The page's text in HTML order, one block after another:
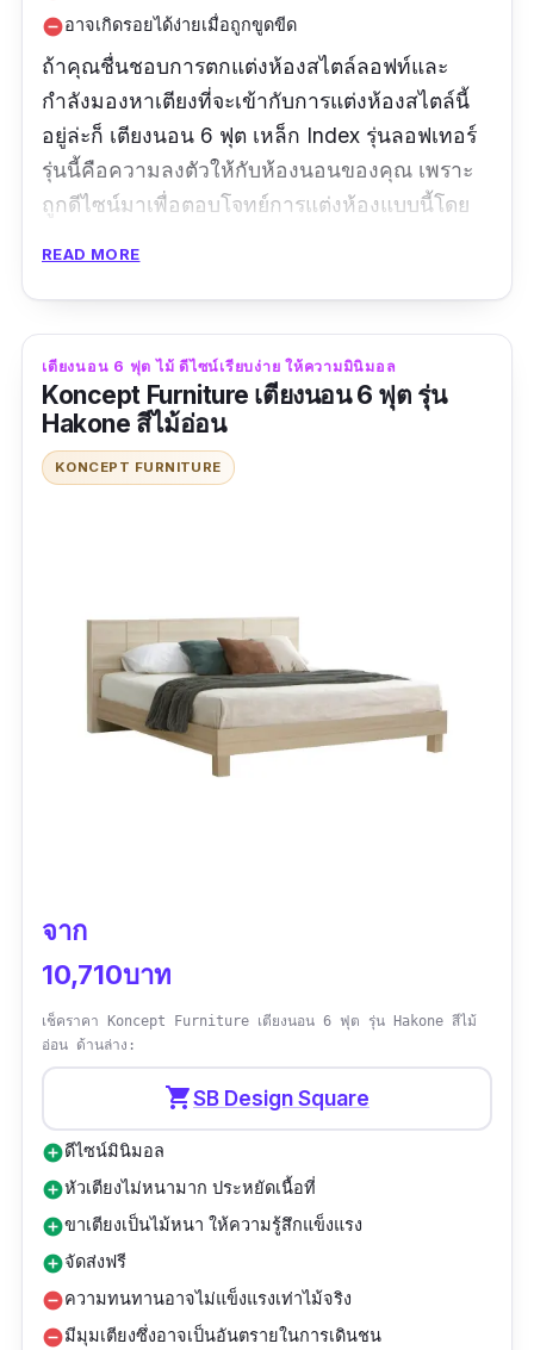
remove_circleอาจเกิดรอยได้ง่ายเมื่อถูกขูดขีด
ถ้าคุณชื่นชอบการตกแต่งห้องสไตล์ลอฟท์และ
กำลังมองหาเตียงที่จะเข้ากับการแต่งห้องสไตล์นี้
อยู่ล่ะก็ เตียงนอน 6 ฟุต เหล็ก Index รุ่นลอฟเทอร์
รุ่นนี้คือความลงตัวให้กับห้องนอนของคุณ เพราะ
ถูกดีไซน์มาเพื่อตอบโจทย์การแต่งห้องแบบนี้โดย
แต่ก็สามารถรับน้ำหนักได้เยอะเพราะมีการเพิ่มขา
เสริมในตำแหน่งกลางเตียงถึง 2 ขาจึงทำให้มั่นคง
เวลาพลิกตัว ด้านหัวเตียง 6 ฟุตนี้ก็ออกแบบให้
โครงเตียงสูงขึ้นมาเป็นพิเศษเพื่อรองรับสรีระหาก
ต้องการนั่งพิงเพื่ออ่านหนังสือหรือดูทีวี แถมโครง
เตียงยังสามารถถอดแยกจัดเก็บได้อีกด้วย
READ MORE
เตียงนอน 6 ฟุต ไม้ ดีไซน์เรียบง่าย ให้ความมินิมอล
Koncept Furniture เตียงนอน 6 ฟุต รุ่น
Hakone สีไม้อ่อน
KONCEPT FURNITURE
จาก
10,710บาท
เช็คราคา Koncept Furniture เตียงนอน 6 ฟุต รุ่น Hakone สีไม้
อ่อน ด้านล่าง:
shopping_cartSB Design Square
add_circleดีไซน์มินิมอล
add_circleหัวเตียงไม่หนามาก ประหยัดเนื้อที่
add_circleขาเตียงเป็นไม้หนา ให้ความรู้สึกแข็งแรง
add_circleจัดส่งฟรี
remove_circleความทนทานอาจไม่แข็งแรงเท่าไม้จริง
remove_circleมีมุมเตียงซึ่งอาจเป็นอันตรายในการเดินชน